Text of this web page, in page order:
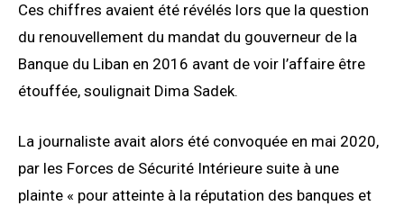
Ces chiffres avaient été révélés lors que la question
du renouvellement du mandat du gouverneur de la
Banque du Liban en 2016 avant de voir l’affaire être
étouffée, soulignait Dima Sadek.
La journaliste avait alors été convoquée en mai 2020,
par les Forces de Sécurité Intérieure suite à une
plainte « pour atteinte à la réputation des banques et